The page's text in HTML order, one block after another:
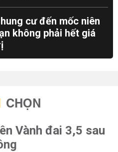
cư đến mốc niên
không phải hết giá
CHỌN
Vành đai 3,5 sau